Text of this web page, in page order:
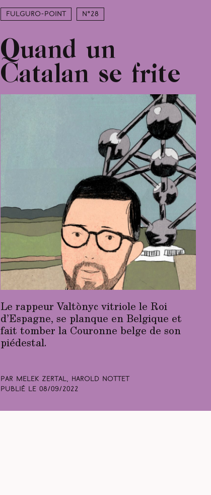
Fulguro-Point N°28
Quand un
Catalan se frite
Le rappeur Valtònyc vitriole le Roi
d’Espagne, se planque en Belgique et
fait tomber la Couronne belge de son
piédestal.
Par Melek Zertal, Harold Nottet
Publié le 08/09/2022